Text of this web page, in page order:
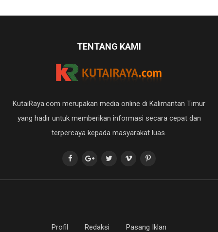
TENTANG KAMI
KutaiRaya.com merupakan media online di Kalimantan Timur
yang hadir untuk memberikan informasi secara cepat dan
terpercaya kepada masyarakat luas.
Profil Redaksi Pasang Iklan